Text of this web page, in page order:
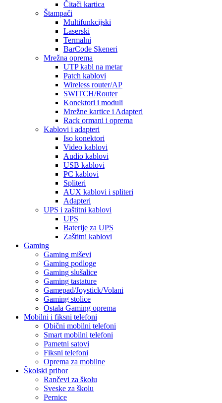
Čitači kartica
Štampači
Multifunkcijski
Laserski
Termalni
BarCode Skeneri
Mrežna oprema
UTP kabl na metar
Patch kablovi
Wireless router/AP
SWITCH/Router
Konektori i moduli
Mrežne kartice i Adapteri
Rack ormani i oprema
Kablovi i adapteri
Iso konektori
Video kablovi
Audio kablovi
USB kablovi
PC kablovi
Spliteri
AUX kablovi i spliteri
Adapteri
UPS i zaštitni kablovi
UPS
Baterije za UPS
Zaštitni kablovi
Gaming
Gaming miševi
Gaming podloge
Gaming slušalice
Gaming tastature
Gamepad/Joystick/Volani
Gaming stolice
Ostala Gaming oprema
Mobilni i fiksni telefoni
Obični mobilni telefoni
Smart mobilni telefoni
Pametni satovi
Fiksni telefoni
Oprema za mobilne
Školski pribor
Rančevi za školu
Sveske za školu
Pernice